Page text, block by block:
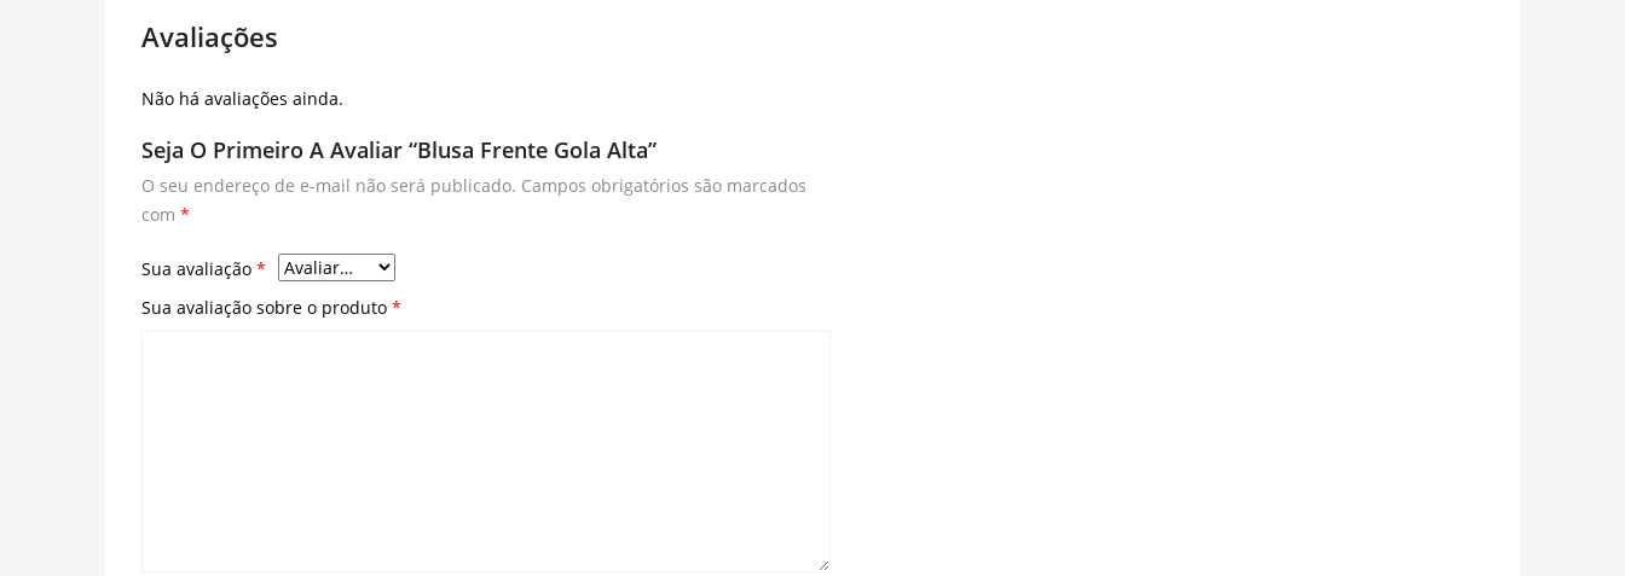
Avaliações
Não há avaliações ainda.
Seja O Primeiro A Avaliar “Blusa Frente Gola Alta”
O seu endereço de e-mail não será publicado. Campos obrigatórios são marcados
com *
Sua avaliação *
Sua avaliação sobre o produto *